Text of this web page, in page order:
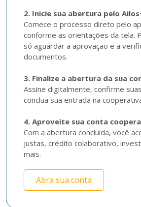
2. Inicie sua abertura pelo
Comece o processo direto pelo
conforme as orientações da tela.
só aguardar a aprovação e a
documentos.
3. Finalize a abertura da sua
Assine digitalmente, confirme
conclua sua entrada na
4. Aproveite sua conta
Com a abertura concluída, você
justas, crédito colaborativo,
mais.
Abra sua conta